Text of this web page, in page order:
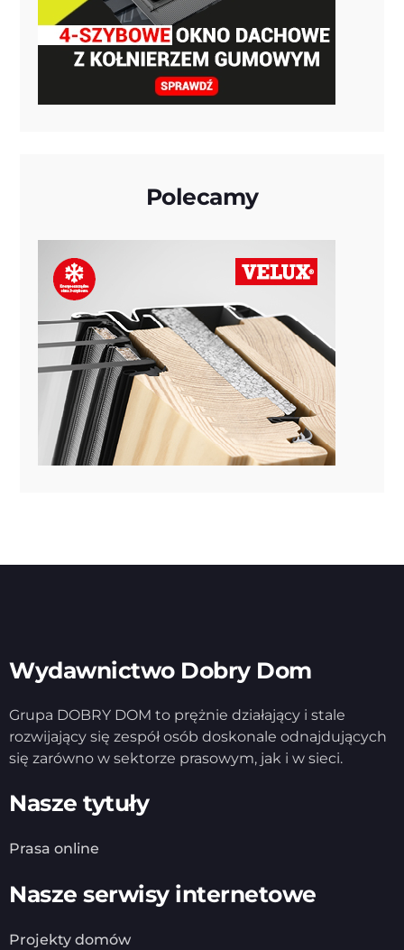
Polecamy
Wydawnictwo Dobry Dom
Grupa DOBRY DOM to prężnie działający i stale
rozwijający się zespół osób doskonale odnajdujących
się zarówno w sektorze prasowym, jak i w sieci.
Nasze tytuły
Prasa online
Nasze serwisy internetowe
Projekty domów